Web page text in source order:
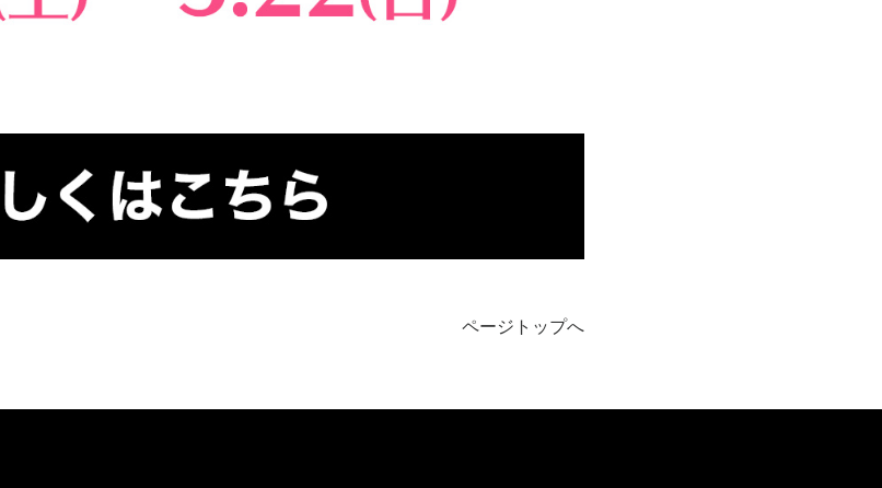
ページトップへ